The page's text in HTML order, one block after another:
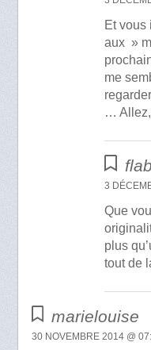
Et vous
aux »
me
…
3
Que
plus
tout de
marielouise
30 NOVEMBRE 2014 @